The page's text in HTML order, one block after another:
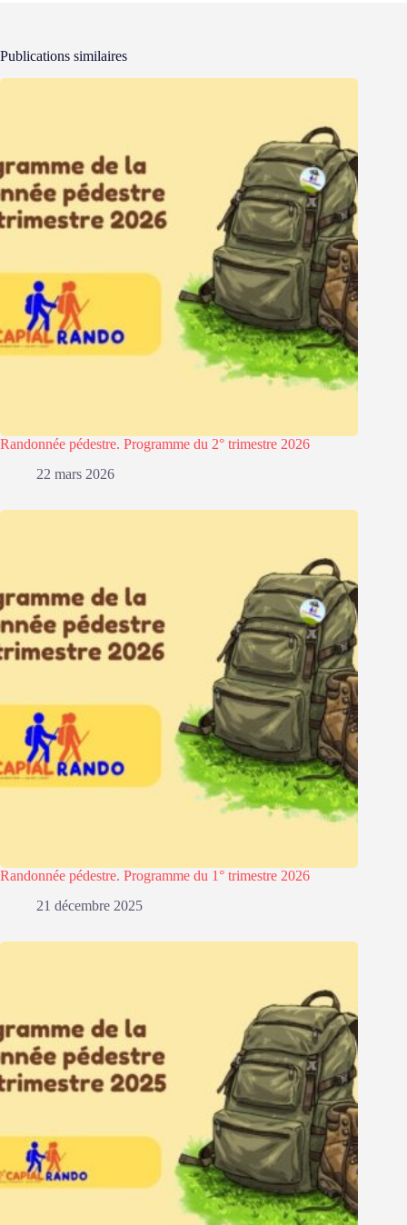
Publications similaires
Randonnée pédestre. Programme du 2° trimestre 2026
22 mars 2026
Randonnée pédestre. Programme du 1° trimestre 2026
21 décembre 2025